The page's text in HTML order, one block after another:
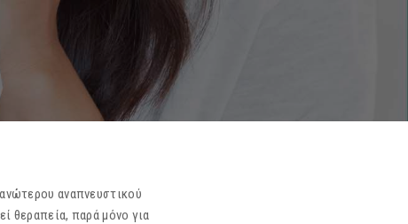
αναπνευστικού
θεραπεία, παρά μόνο για